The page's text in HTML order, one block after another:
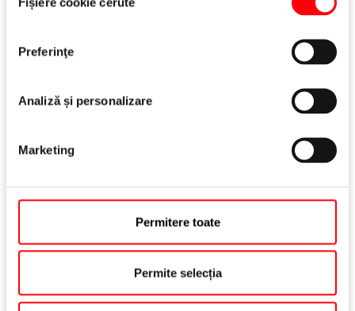
consimțământului
Preferinţe
Analiză și personalizare
Marketing
Permitere toate
Permite selecția
La deschiderea ușii, acesta protejează pe termen
Mai plăcut și mai practic decât orice tampon de